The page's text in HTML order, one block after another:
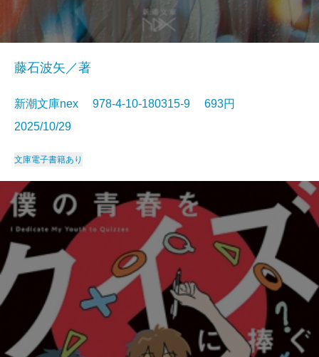
藤石波矢／著
新潮文庫nex 978-4-10-180315-9 693円
2025/10/29
文庫電子書籍あり